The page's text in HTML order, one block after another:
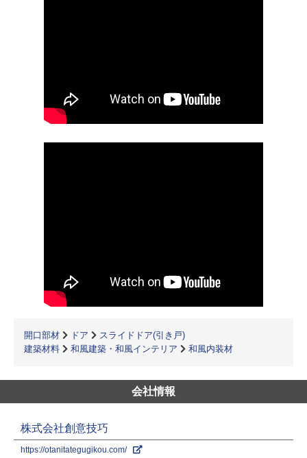
開口部材 ドア
スライドドア(引き戸)
建築材料
和風建築・和風インテリア 和風内装材
会社情報
株式会社創意技巧
https://otanitategugikou.com/